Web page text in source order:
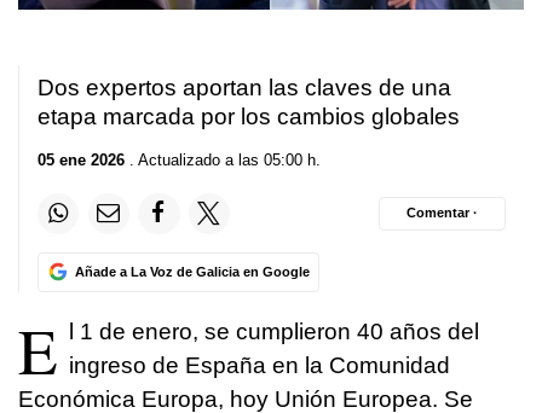
Dos expertos aportan las claves de una
etapa marcada por los cambios globales
05 ene 2026 . Actualizado a las 05:00 h.
Añade a La Voz de Galicia en Google
Comentar ·
E l 1 de enero, se cumplieron 40 años del
ingreso de España en la Comunidad
Económica Europa, hoy Unión Europea. Se